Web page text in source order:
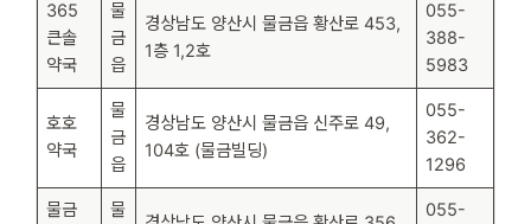
365
큰솔
약국
물
금
읍
경상남도 양산시 물금읍 황산로 453,
1층 1,2호
055-
388-
5983
호호
약국
물
금
읍
경상남도 양산시 물금읍 신주로 49,
104호 (물금빌딩)
055-
362-
1296
물금
물
055-